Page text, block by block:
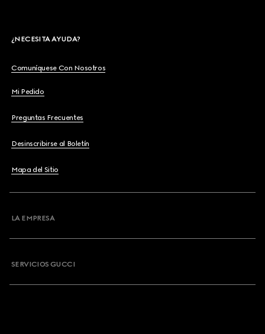
¿NECESITA AYUDA?
Comuníquese Con Nosotros
Mi Pedido
Preguntas Frecuentes
Desinscribirse al Boletín
Mapa del Sitio
LA EMPRESA
SERVICIOS GUCCI